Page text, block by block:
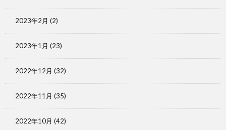
2023年2月 (2)
2023年1月 (23)
2022年12月 (32)
2022年11月 (35)
2022年10月 (42)